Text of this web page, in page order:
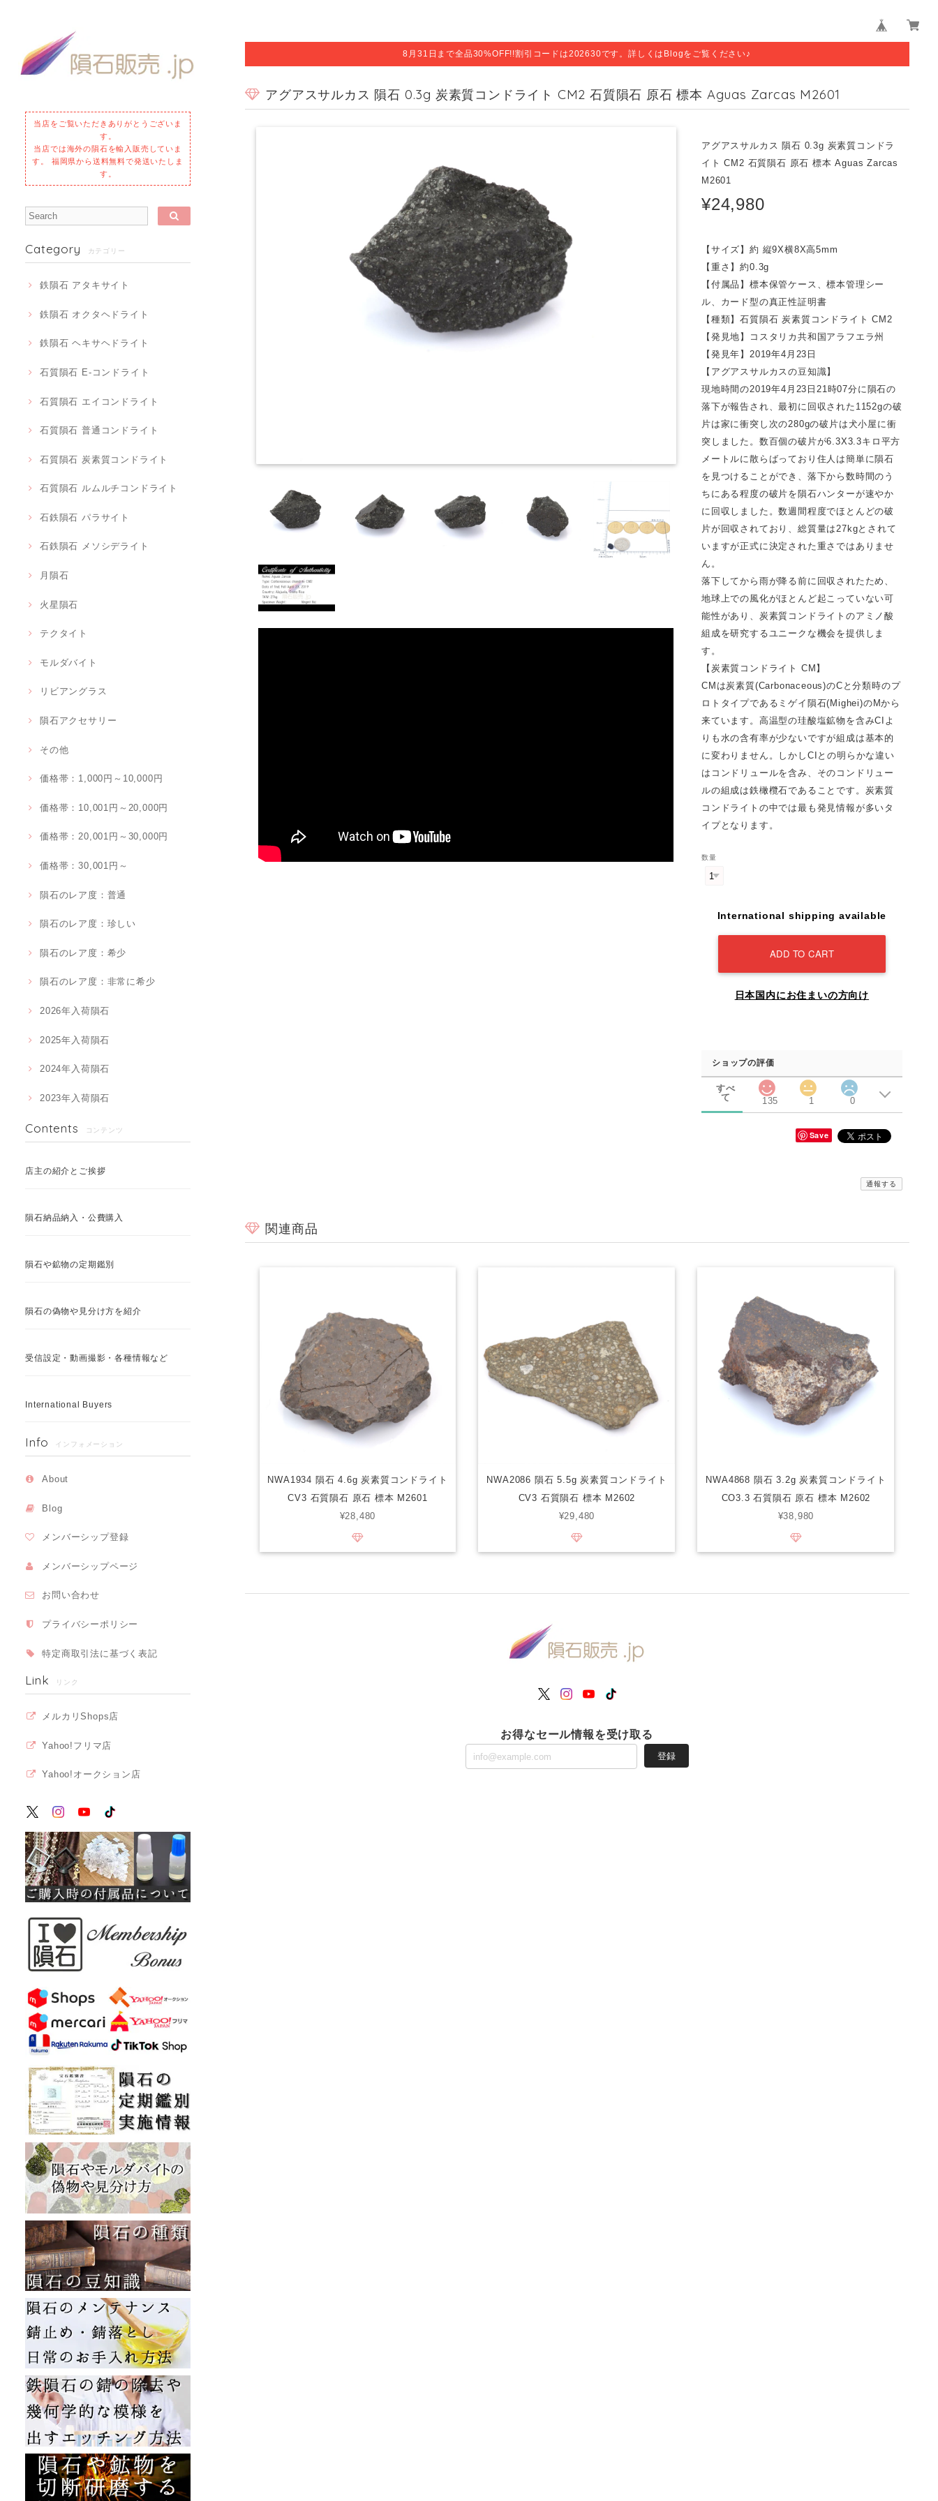
当店をご覧いただきありがとうございま
す。
当店では海外の隕石を輸入販売していま
す。 福岡県から送料無料で発送いたしま
す。
Category カテゴリー
鉄隕石 アタキサイト
鉄隕石 オクタヘドライト
鉄隕石 ヘキサヘドライト
石質隕石 E-コンドライト
石質隕石 エイコンドライト
石質隕石 普通コンドライト
石質隕石 炭素質コンドライト
石質隕石 ルムルチコンドライト
石鉄隕石 パラサイト
石鉄隕石 メソシデライト
月隕石
火星隕石
テクタイト
モルダバイト
リビアングラス
隕石アクセサリー
その他
価格帯：1,000円～10,000円
価格帯：10,001円～20,000円
価格帯：20,001円～30,000円
価格帯：30,001円～
隕石のレア度：普通
隕石のレア度：珍しい
隕石のレア度：希少
隕石のレア度：非常に希少
2026年入荷隕石
2025年入荷隕石
2024年入荷隕石
2023年入荷隕石
Contents コンテンツ
店主の紹介とご挨拶
隕石納品納入・公費購入
隕石や鉱物の定期鑑別
隕石の偽物や見分け方を紹介
受信設定・動画撮影・各種情報など
International Buyers
Info インフォメーション
About
Blog
メンバーシップ登録
メンバーシップページ
お問い合わせ
プライバシーポリシー
特定商取引法に基づく表記
Link リンク
メルカリShops店
Yahoo!フリマ店
Yahoo!オークション店
8月31日まで全品30%OFF!!割引コードは202630です。詳しくはBlogをご覧ください♪
アグアスサルカス 隕石 0.3g 炭素質コンドライト CM2 石質隕石 原石 標本 Aguas Zarcas M2601
アグアスサルカス 隕石 0.3g 炭素質コンドラ
イト CM2 石質隕石 原石 標本 Aguas Zarcas
M2601
¥24,980
【サイズ】約 縦9X横8X高5mm
【重さ】約0.3g
【付属品】標本保管ケース、標本管理シー
ル、カード型の真正性証明書
【種類】石質隕石 炭素質コンドライト CM2
【発見地】コスタリカ共和国アラフエラ州
【発見年】2019年4月23日
【アグアスサルカスの豆知識】
現地時間の2019年4月23日21時07分に隕石の
落下が報告され、最初に回収された1152gの破
片は家に衝突し次の280gの破片は犬小屋に衝
突しました。数百個の破片が6.3X3.3キロ平方
メートルに散らばっており住人は簡単に隕石
を見つけることができ、落下から数時間のう
ちにある程度の破片を隕石ハンターが速やか
に回収しました。数週間程度でほとんどの破
片が回収されており、総質量は27kgとされて
いますが正式に決定された重さではありませ
ん。
落下してから雨が降る前に回収されたため、
地球上での風化がほとんど起こっていない可
能性があり、炭素質コンドライトのアミノ酸
組成を研究するユニークな機会を提供しま
す。
【炭素質コンドライト CM】
CMは炭素質(Carbonaceous)のCと分類時のプ
ロトタイプであるミゲイ隕石(Mighei)のMから
来ています。高温型の珪酸塩鉱物を含みCIよ
りも水の含有率が少ないですが組成は基本的
に変わりません。しかしCIとの明らかな違い
はコンドリュールを含み、そのコンドリュー
ルの組成は鉄橄欖石であることです。炭素質
コンドライトの中では最も発見情報が多いタ
イプとなります。
数量
International shipping available
ADD TO CART
日本国内にお住まいの方向け
ショップの評価
すべ
て
135 1 0
Save
通報する
関連商品
NWA1934 隕石 4.6g 炭素質コンドライト
CV3 石質隕石 原石 標本 M2601
¥28,480
NWA2086 隕石 5.5g 炭素質コンドライト
CV3 石質隕石 標本 M2602
¥29,480
NWA4868 隕石 3.2g 炭素質コンドライト
CO3.3 石質隕石 原石 標本 M2602
¥38,980
お得なセール情報を受け取る
登録